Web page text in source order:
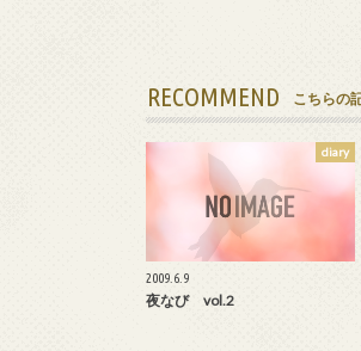
RECOMMEND こちらの
diary
2009.6.9
夜なび vol.2